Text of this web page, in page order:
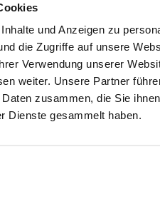
und Anzeigen zu
die Zugriffe auf unsere
Verwendung unserer
weiter. Unsere Partner
zusammen, die Sie
Dienste gesammelt haben.